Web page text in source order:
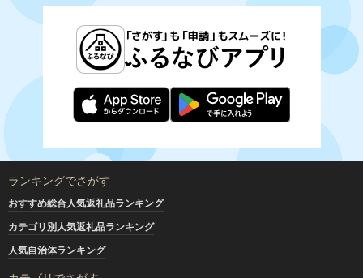
ランキングでさがす
おすすめ総合人気返礼品ランキング
カテゴリ別人気返礼品ランキング
人気自治体ランキング